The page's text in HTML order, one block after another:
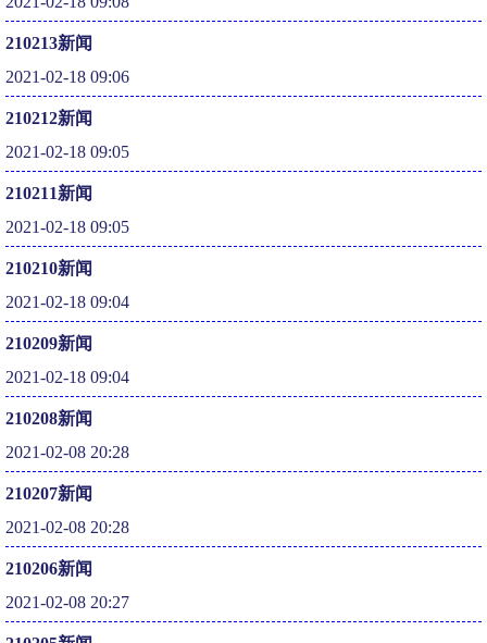
210213新闻
2021-02-18 09:06
210212新闻
2021-02-18 09:05
210211新闻
2021-02-18 09:05
210210新闻
2021-02-18 09:04
210209新闻
2021-02-18 09:04
210208新闻
2021-02-08 20:28
210207新闻
2021-02-08 20:28
210206新闻
2021-02-08 20:27